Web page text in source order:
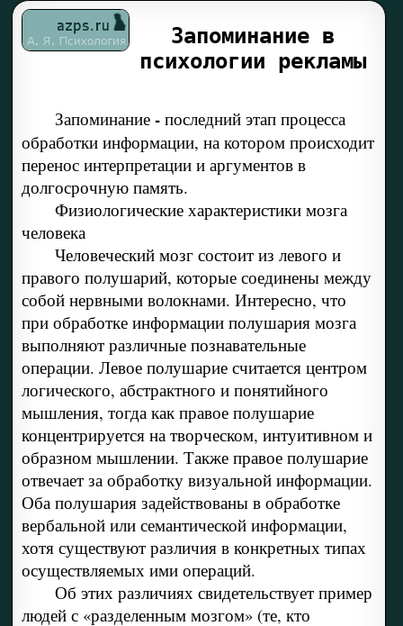
Запоминание в
психологии рекламы
Запоминание - последний этап процесса
обработки информации, на кото­ром происходит
перенос интерпретации и аргументов в
долгосрочную память.
Физиологические характеристики мозга
человека
Человеческий мозг состоит из левого и
правого полушарий, которые соедине­ны между
собой нервными волокнами. Интересно, что
при обработке информации полушария мозга
выполняют различные познавательные
операции. Левое полушарие считается центром
логического, абстрактного и понятийного
мышления, тогда как правое полушарие
концентрируется на творческом, интуитивном и
об­разном мышлении. Также правое полушарие
отвечает за обработку визуальной информации.
Оба полушария задействованы в обработке
вербальной или семантической информации,
хотя существуют различия в конкретных типах
осуществ­ляемых ими операций.
Об этих различиях свидетельствует пример
людей с «разделенным мозгом» (те, кто